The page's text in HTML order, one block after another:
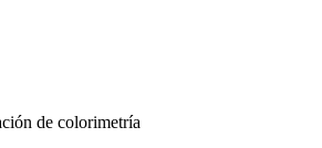
de colorimetría